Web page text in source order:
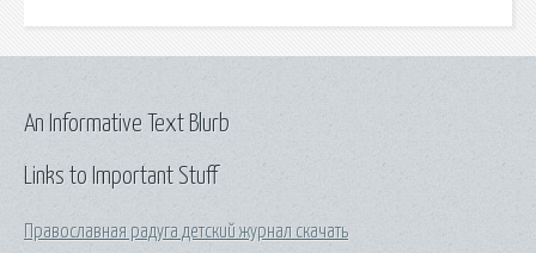
Links to Important Stuff
Православная радуга детский журнал скачать
An Informative Text Blurb